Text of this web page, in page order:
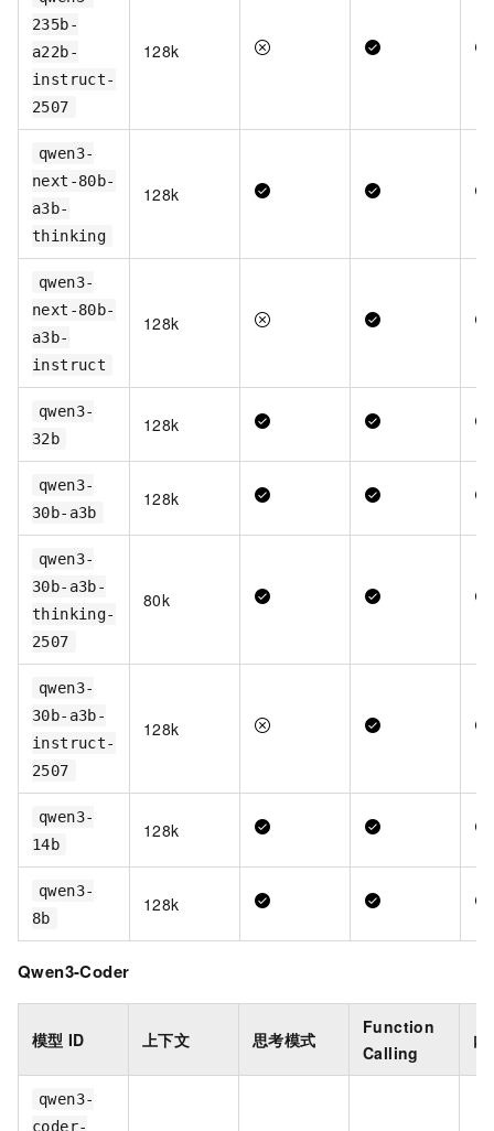
235b-
a22b-
instruct-
2507
128k
qwen3-
next-80b-
a3b-
thinking
128k
qwen3-
next-80b-
a3b-
instruct
128k
qwen3-
32b
128k
qwen3-
30b-a3b
128k
qwen3-
30b-a3b-
thinking-
2507
80k
qwen3-
30b-a3b-
instruct-
2507
128k
qwen3-
14b
128k
qwen3-
8b
128k
Qwen3-Coder
模型 ID 上下文 思考模式
Function
Calling
内
qwen3-
coder-